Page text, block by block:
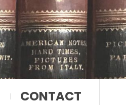
CONTACT